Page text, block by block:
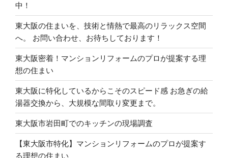
中！
東大阪の住まいを、技術と情熱で最高のリラックス空間
へ。 お問い合わせ、お待ちしております！
東大阪密着！マンションリフォームのプロが提案する理
想の住まい
東大阪に特化しているからこそのスピード感 お急ぎの給
湯器交換から、大規模な間取り変更まで。
東大阪市岩田町でのキッチンの現場調査
【東大阪市特化】マンションリフォームのプロが提案す
る理想の住まい